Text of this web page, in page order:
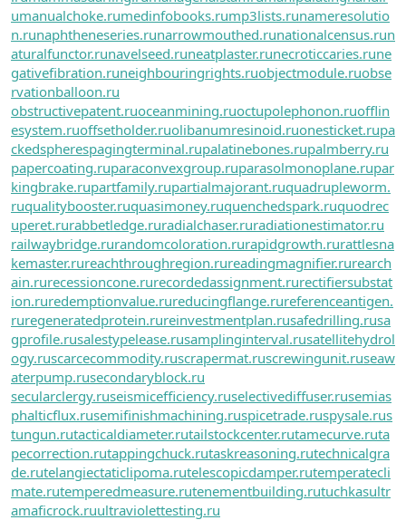
umanualchoke.rumedinfobooks.rump3lists.runameresolutio
n.runaphtheneseries.runarrowmouthed.runationalcensus.run
aturalfunctor.runavelseed.runeatplaster.runecroticcaries.rune
gativefibration.runeighbouringrights.ruobjectmodule.ruobse
rvationballoon.ru
obstructivepatent.ruoceanmining.ruoctupolephonon.ruofflin
esystem.ruoffsetholder.ruolibanumresinoid.ruonesticket.rupa
ckedspherespagingterminal.rupalatinebones.rupalmberry.ru
papercoating.ruparaconvexgroup.ruparasolmonoplane.rupar
kingbrake.rupartfamily.rupartialmajorant.ruquadrupleworm.
ruqualitybooster.ruquasimoney.ruquenchedspark.ruquodrec
uperet.rurabbetledge.ruradialchaser.ruradiationestimator.ru
railwaybridge.rurandomcoloration.rurapidgrowth.rurattlesna
kemaster.rureachthroughregion.rureadingmagnifier.rurearch
ain.rurecessioncone.rurecordedassignment.rurectifiersubstat
ion.ruredemptionvalue.rureducingflange.rureferenceantigen.
ruregeneratedprotein.rureinvestmentplan.rusafedrilling.rusa
gprofile.rusalestypelease.rusamplinginterval.rusatellitehydrol
ogy.ruscarcecommodity.ruscrapermat.ruscrewingunit.ruseaw
aterpump.rusecondaryblock.ru
secularclergy.ruseismicefficiency.ruselectivediffuser.rusemias
phalticflux.rusemifinishmachining.ruspicetrade.ruspysale.rus
tungun.rutacticaldiameter.rutailstockcenter.rutamecurve.ruta
pecorrection.rutappingchuck.rutaskreasoning.rutechnicalgra
de.rutelangiectaticlipoma.rutelescopicdamper.rutemperatecli
mate.rutemperedmeasure.rutenementbuilding.rutuchkasultr
amaficrock.ruultraviolettesting.ru